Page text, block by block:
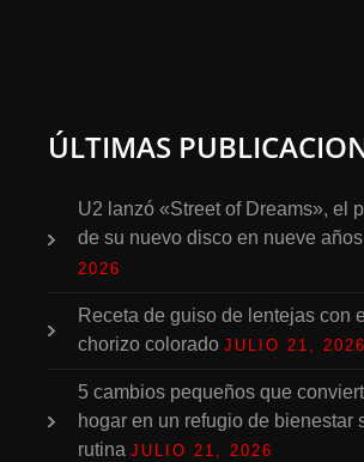
ÚLTIMAS
U2 lanzó «Street of Dreams», el
de su nuevo disco en nueve años
2026
Receta de guiso de lentejas con
chorizo colorado JULIO 21, 2026
5 cambios pequeños que
hogar en un refugio de bienestar
rutina JULIO 21, 2026